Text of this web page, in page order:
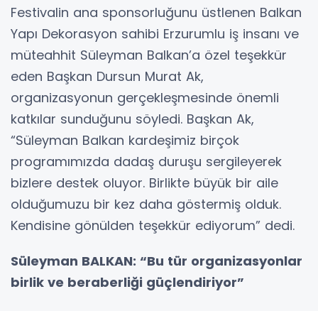
Festivalin ana sponsorluğunu üstlenen Balkan
Yapı Dekorasyon sahibi Erzurumlu iş insanı ve
müteahhit Süleyman Balkan’a özel teşekkür
eden Başkan Dursun Murat Ak,
organizasyonun gerçekleşmesinde önemli
katkılar sunduğunu söyledi. Başkan Ak,
“Süleyman Balkan kardeşimiz birçok
programımızda dadaş duruşu sergileyerek
bizlere destek oluyor. Birlikte büyük bir aile
olduğumuzu bir kez daha göstermiş olduk.
Kendisine gönülden teşekkür ediyorum” dedi.
Süleyman BALKAN: “Bu tür organizasyonlar
birlik ve beraberliği güçlendiriyor”